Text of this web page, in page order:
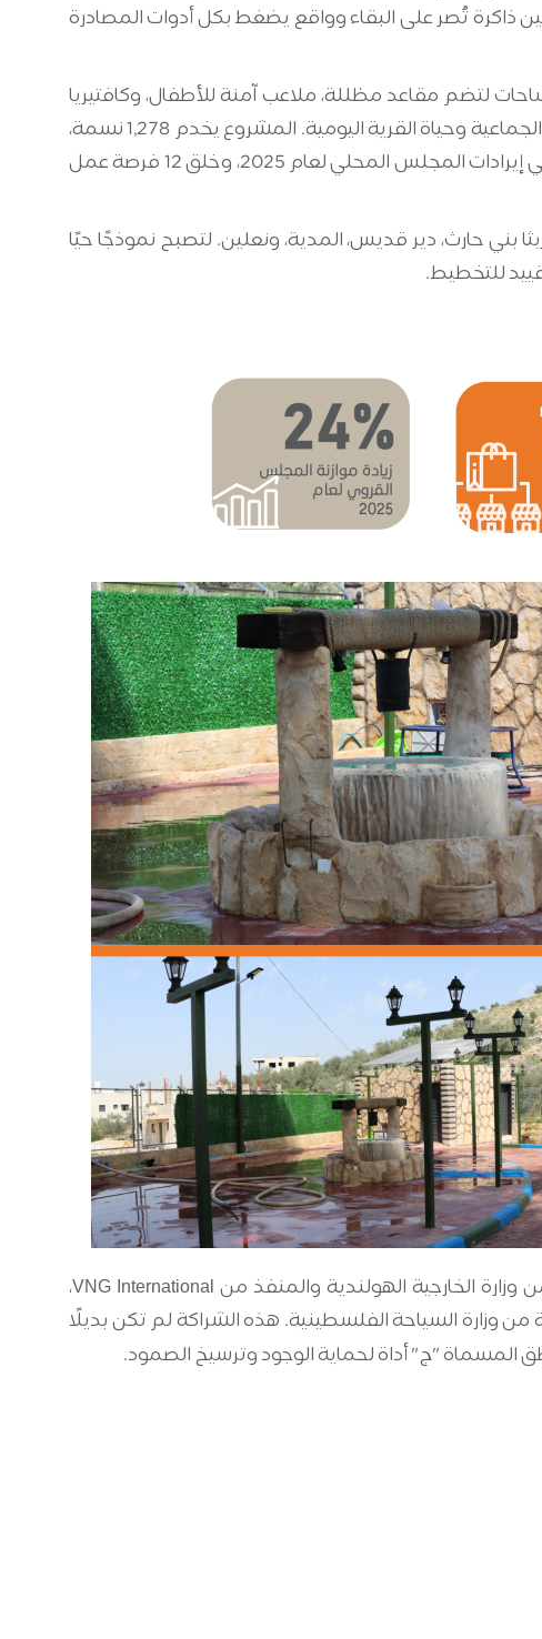
بين ذاكرة تُصر على البقاء وواقع يضغط بكل أدوات المصادرة
وبئر شبتين" على مساحة 250 مترًا مربعًا، أعيد تأهيل الساحات لتضم مقاعد مظللة، ملاعب آمنة للأطفال، وكافتيريا
صغيرة تفتح فرص عمل. البئر نفسه جرى ترميمه بعناية ليبقى حاضرًا في قلب التصميم، كجسر يربط بين الذاكرة الجماعية وحياة القرية اليومية. المشروع يخدم 1,278 نسمة،
40% منهم من المناطق المسماة "ج"، وأكثر من نصفهم من النساء والشباب. أثره امتد إلى زيادة بنسبة 24% في إيرادات المجلس المحلي لعام 2025، وخلق 12 فرصة عمل
بني حارث، دير قديس، المدية، ونعلين. لتصبح نموذجًا حيًا
للتخطيط.
نُفذ المشروع في إطار برنامج التنمية المستدامة من خلال النهوض بقطاع الحكم المحلي (SDLG) الممول من وزارة الخارجية الهولندية والمنفذ من VNG International،
من وزارة السياحة الفلسطينية. هذه الشراكة لم تكن بديلًا
المسماة "ج" أداة لحماية الوجود وترسيخ الصمود.